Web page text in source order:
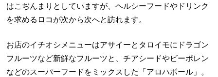
はこぢんまりとしていますが、ヘルシーフードやドリンク
を求めるロコが次から次へと訪れます。
お店のイチオシメニューはアサイーとタロイモにドラゴン
フルーツなど新鮮なフルーツと、チアシードやビーポレン
などのスーパーフードをミックスした「アロハボール」。